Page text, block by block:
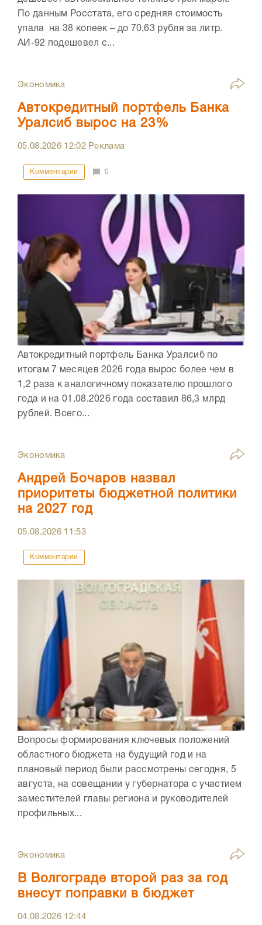
По данным Росстата, его средняя стоимость
упала на 38 копеек – до 70,63 рубля за литр.
АИ-92 подешевел с...
Экономика
Автокредитный портфель Банка
Уралсиб вырос на 23%
05.08.2026 12:02Реклама
Комментарии 0
Автокредитный портфель Банка Уралсиб по
итогам 7 месяцев 2026 года вырос более чем в
1,2 раза к аналогичному показателю прошлого
года и на 01.08.2026 года составил 86,3 млрд
рублей. Всего...
Экономика
Андрей Бочаров назвал
приоритеты бюджетной политики
на 2027 год
05.08.2026 11:53
Комментарии
Вопросы формирования ключевых положений
областного бюджета на будущий год и на
плановый период были рассмотрены сегодня, 5
августа, на совещании у губернатора с участием
заместителей главы региона и руководителей
профильных...
Экономика
В Волгограде второй раз за год
внесут поправки в бюджет
04.08.2026 12:44